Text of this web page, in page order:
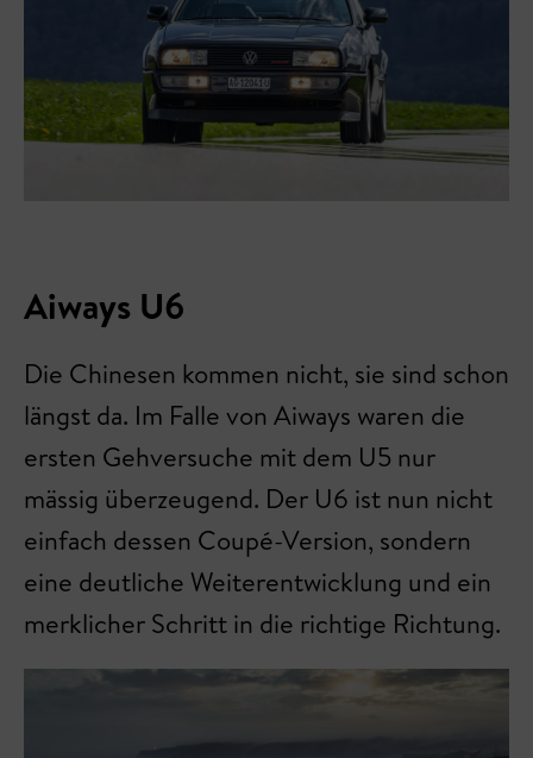
Aiways U6
Die Chinesen kommen nicht, sie sind schon
längst da. Im Falle von Aiways waren die
ersten Gehversuche mit dem U5 nur
mässig überzeugend. Der U6 ist nun nicht
einfach dessen Coupé-Version, sondern
eine deutliche Weiterentwicklung und ein
merklicher Schritt in die richtige Richtung.